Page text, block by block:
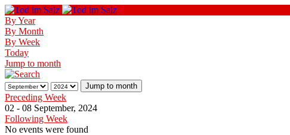
By Year
By Month
By Week
Today
Jump to month
Jump to month
Preceding Week
02 - 08 September, 2024
Following Week
No events were found